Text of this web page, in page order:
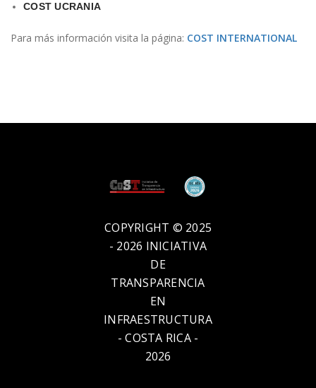
COST UCRANIA
Para más información visita la página: COST INTERNATIONAL
COPYRIGHT © 2025
- 2026 INICIATIVA
DE
TRANSPARENCIA
EN
INFRAESTRUCTURA
- COSTA RICA -
2026